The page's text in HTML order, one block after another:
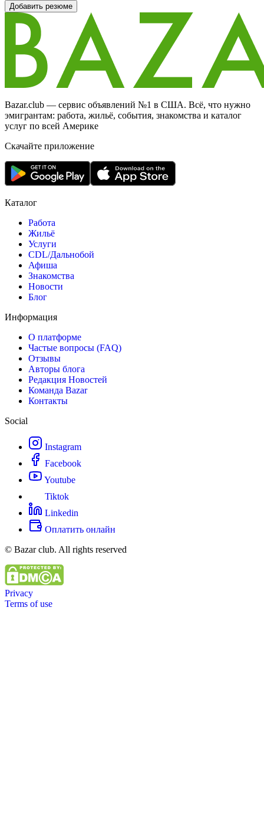
Добавить резюме
Bazar.club — сервис объявлений №1 в США. Всё, что нужно
эмигрантам: работа, жильё, события, знакомства и каталог
услуг по всей Америке
Скачайте приложение
Каталог
Работа
Жильё
Услуги
CDL/Дальнобой
Афиша
Знакомства
Новости
Блог
Информация
О платформе
Частые вопросы (FAQ)
Отзывы
Авторы блога
Редакция Новостей
Команда Bazar
Контакты
Social
Instagram
Facebook
Youtube
Tiktok
Linkedin
Оплатить онлайн
© Bazar club. All rights reserved
Privacy
Terms of use